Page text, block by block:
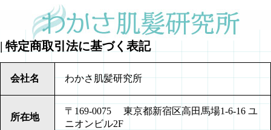
| 特定商取引法に基づく表記
会社名 わかさ肌髪研究所
所在地
〒169-0075 東京都新宿区高田馬場1-6-16 ユ
ニオンビル2F